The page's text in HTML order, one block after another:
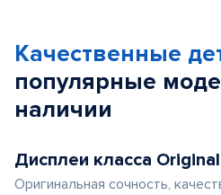
Качественные
популярные
наличии
Дисплеи класса Original
Оригинальная сочность,